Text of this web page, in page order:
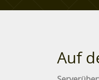
Auf